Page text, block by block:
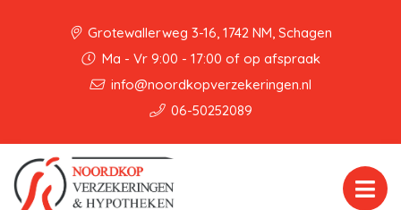
Grotewallerweg 3-16, 1742 NM, Schagen
Ma - Vr 9:00 - 17:00 of op afspraak
info@noordkopverzekeringen.nl
06-50252089